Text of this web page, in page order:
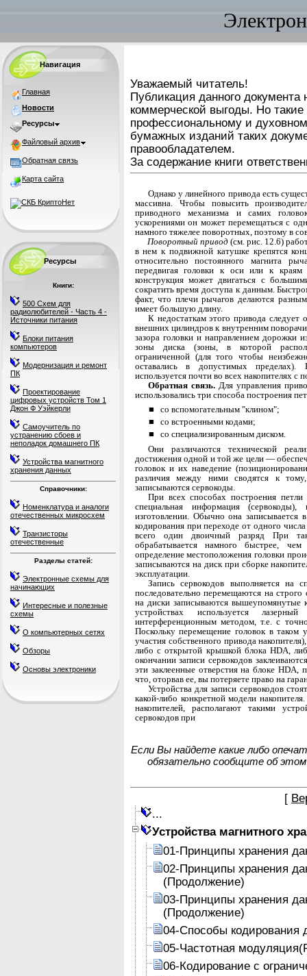
Навигация
Главная
Новости
Ресурсы
Файловый архив
Обратная связь
Карта сайта
Ресурсы
Книги:
500 Схем для
радиолюбителей - Часть 4 -
Источники питания
Блоки питания
компьютеров
Модернизация и ремонт
ПК
Проектирование
цифровых устройств Том 1
Джон Ф Уэйкерли
Самоучитель по
устранению сбоев и
неполадок домашнего ПК
Устройства магнитного
хранения данных
Справочники:
Номенклатура и аналоги
отечественных микросхем
Транзисторы
отечественные
Разделы статей:
Электронные схемы для
начинающих
Интересные и полезные
схемы
О компьютерных сетях
Обзоры
Основы электроники
Уважаемый читатель!
Публикация данного документа
коммерческой выгоды. Но
профессиональному и
бумажных изданий таких
правообладателем.
За содержание книги
Однако у линейного привода есть
массивна. Чтобы повысить
приводного механизма и самих
ускорениями он может пе­ремещаться с
намного тяжелее поворотных, поэтому в
Поворотный привод (см. рис. 12.6)
в нем к подвижной катушке крепятся
относи­тельно постоянного магнита
передвигая го­ловки к оси или к краям
конструкция может дви­гаться с
сократить время доступа к дан­ным.
факт, что плечи рычагов делаются
имеет большую длину.
К недостаткам этого привода
внешнихцилиндров к внутренним
зазора головки и направлением дорожки
зоны диска (зоны, в ко­торой
ограниченной (для того чтобы
оставались в допустимых
используется почти во всех накопителях с
Обратная связь. Для управления
ис­пользовались три способа построения
■ со вспомогательным "клином";
■ со встроенными кодами;
■ со специализированным диском.
Они различаются технической
достижения одной и той же цели —
головок и их на­ведение
различия между ними сводятся к
записываются сервокоды.
При всех способах построения
специаль­ная информация
изготовлении. Обычно она записывается
кодирования при переходе от одного
всего один двоичный разряд При
обрабатывается намного быстрее,
определение местоположения головки
записываются на диск при сборке
эксплуатации.
Запись сервокодов выполняется на
последова­тельно перемещаются на
на диски записы­ваются вышеупомянутые
устройствах используется
интерференционным методом, т.е. с
Поскольку перемещение головок в таком
участия собственного привода
либо с открытой крышкой блока HDA,
окончании записи сервокодов
эти заклеенные отверстия на блоке HDA,
что, оторвав ее, вы потеряете право на
Устройства для записи сервокодов
ка­кой-либо конкретной модели
нако­пителей, располагают такими
сервокодов при
Если Вы найдете какие либо
обязательно сообщите об
[
Устройства магнитного
01-Принципы хранения
02-Принципы хранения
(Продолжение)
03-Принципы хранения
(Продолжение)
04-Способы кодирования
05-Частотная
06-Кодирование с